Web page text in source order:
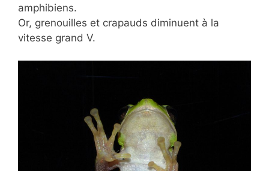
amphibiens.
Or, grenouilles et crapauds diminuent à la
vitesse grand V.